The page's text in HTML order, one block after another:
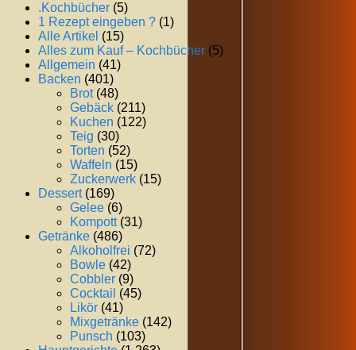
.Kochbücher (5)
1 Rezept eingeben ? (1)
Alle Artikel (15)
Alles zum Kauf – Kochbücher (5)
Allgemein (41)
Backen (401)
Brot(48)
Gebäck (211)
Kuchen (122)
Teig (30)
Torten (52)
Waffeln (15)
Zuckerwerk (15)
Dessert(169)
Gelee (6)
Kompott(31)
Getränke (486)
Alkoholfrei (72)
Bowle (42)
Cobbler (9)
Cocktail (45)
Likör (41)
Mixgetränke (142)
Punsch (103)